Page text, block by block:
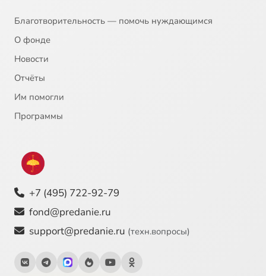
Благотворительность — помочь нуждающимся
О фонде
Новости
Отчёты
Им помогли
Программы
+7 (495) 722-92-79
fond@predanie.ru
support@predanie.ru (техн.вопросы)